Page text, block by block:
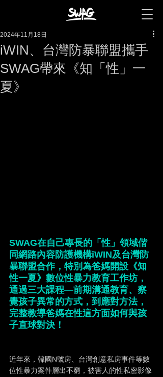
iWIN、台灣防暴聯盟攜手
SWAG帶來《知「性」一
夏》
2024年11月18日
SWAG在自己專長的「性」領域偕
同網路內容防護機構iWIN及台灣防
暴聯盟合作，特別為爸媽開設《知
性一夏》數位性暴力教育工作坊，
通過三大課程—前期溝通教育、察
覺孩子異常的方式，到應對方法，
完整教導爸媽在性這方面如何與孩
子直球對決！
近年來，韓國N號房、台灣創意私房事件等數
位性暴力案件層出不窮，被害人的性私密影像